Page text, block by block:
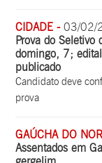
CIDADE -03/02/
Prova do Seletivo
domingo, 7;
publicado
Candidato deve
prova
GAÚCHA DO
Assentados em